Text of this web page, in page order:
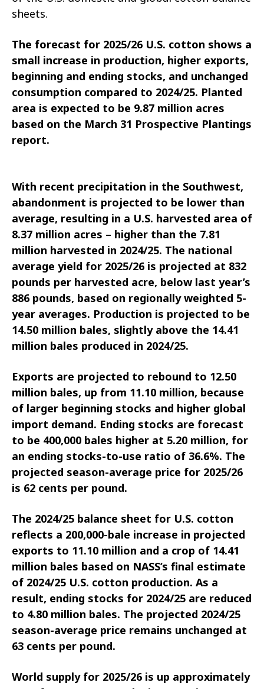
sheets.
The forecast for 2025/26 U.S. cotton shows a
small increase in production, higher exports,
beginning and ending stocks, and unchanged
consumption compared to 2024/25. Planted
area is expected to be 9.87 million acres
based on the March 31 Prospective Plantings
report.
With recent precipitation in the Southwest,
abandonment is projected to be lower than
average, resulting in a U.S. harvested area of
8.37 million acres – higher than the 7.81
million harvested in 2024/25. The national
average yield for 2025/26 is projected at 832
pounds per harvested acre, below last year’s
886 pounds, based on regionally weighted 5-
year averages. Production is projected to be
14.50 million bales, slightly above the 14.41
million bales produced in 2024/25.
Exports are projected to rebound to 12.50
million bales, up from 11.10 million, because
of larger beginning stocks and higher global
import demand. Ending stocks are forecast
to be 400,000 bales higher at 5.20 million, for
an ending stocks-to-use ratio of 36.6%. The
projected season-average price for 2025/26
is 62 cents per pound.
The 2024/25 balance sheet for U.S. cotton
reflects a 200,000-bale increase in projected
exports to 11.10 million and a crop of 14.41
million bales based on NASS’s final estimate
of 2024/25 U.S. cotton production. As a
result, ending stocks for 2024/25 are reduced
to 4.80 million bales. The projected 2024/25
season-average price remains unchanged at
63 cents per pound.
World supply for 2025/26 is up approximately